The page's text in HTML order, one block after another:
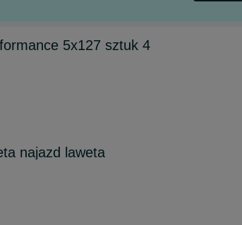
5x127 sztuk 4
najazd laweta